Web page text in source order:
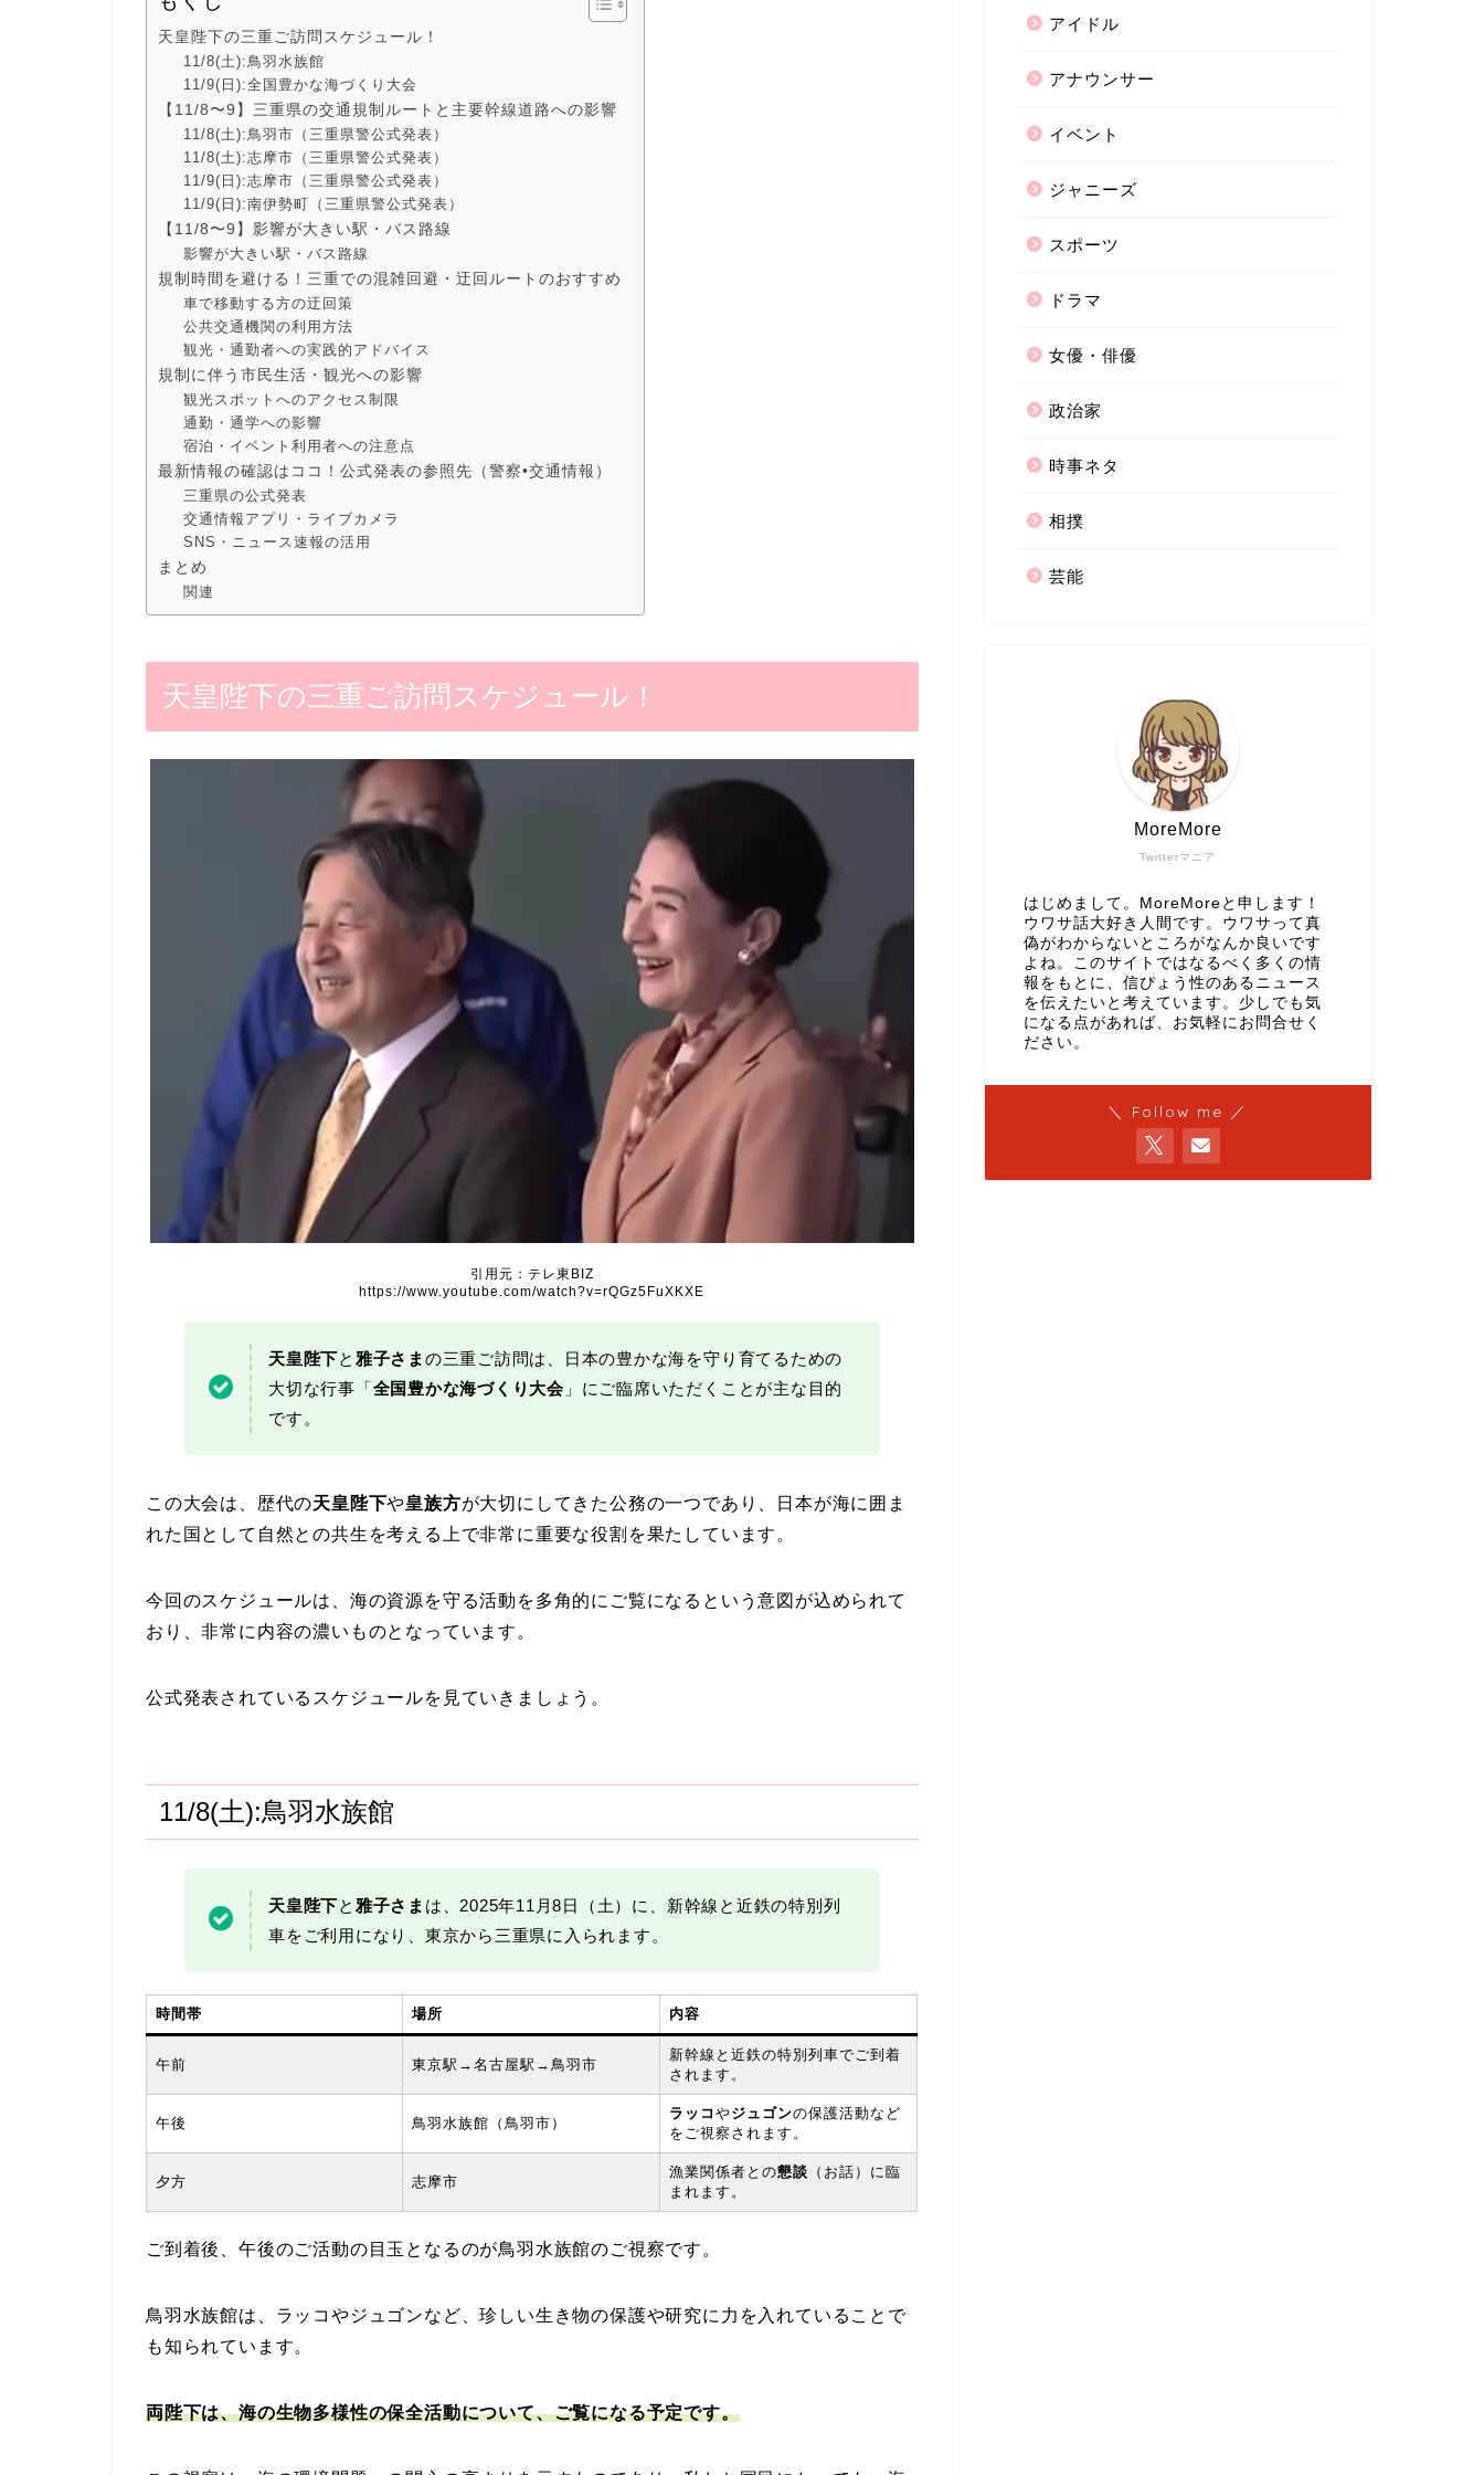
天皇陛下の三重ご訪問スケジュール！
11/8(土):鳥羽水族館
11/9(日):全国豊かな海づくり大会
【11/8〜9】三重県の交通規制ルートと主要幹線道路への影響
11/8(土):鳥羽市（三重県警公式発表）
11/8(土):志摩市（三重県警公式発表）
11/9(日):志摩市（三重県警公式発表）
11/9(日):南伊勢町（三重県警公式発表）
【11/8〜9】影響が大きい駅・バス路線
影響が大きい駅・バス路線
規制時間を避ける！三重での混雑回避・迂回ルートのおすすめ
車で移動する方の迂回策
公共交通機関の利用方法
観光・通勤者への実践的アドバイス
規制に伴う市民生活・観光への影響
観光スポットへのアクセス制限
通勤・通学への影響
宿泊・イベント利用者への注意点
最新情報の確認はココ！公式発表の参照先（警察•交通情報）
三重県の公式発表
交通情報アプリ・ライブカメラ
SNS・ニュース速報の活用
まとめ
関連
天皇陛下の三重ご訪問スケジュール！
引用元：テレ東BIZ
https://www.youtube.com/watch?v=rQGz5FuXKXE
天皇陛下と 雅子さま の三重ご訪問は、日本の豊かな海を守り育てるための
大切な行事「全国豊かな海づくり大会」にご臨席いただくことが主な目的
です。
この大会は、歴代の天皇陛下や皇族方が大切にしてきた公務の一つであり、日本が海に囲ま
れた国として自然との共生を考える上で非常に重要な役割を果たしています。
今回のスケジュールは、海の資源を守る活動を多角的にご覧になるという意図が込められて
おり、非常に内容の濃いものとなっています。
公式発表されているスケジュールを見ていきましょう。
11/8(土):鳥羽水族館
天皇陛下と 雅子さま は、2025年11月8日（土）に、新幹線と近鉄の特別列
車をご利用になり、東京から三重県に入られます。
時間帯 場所 内容
午前 東京駅→名古屋駅→鳥羽市
新幹線と近鉄の特別列車でご到着
されます。
午後 鳥羽水族館（鳥羽市）
ラッコ やジュゴンの保護活動など
をご視察されます。
夕方 志摩市
漁業関係者との懇談 （お話）に臨
まれます。
ご到着後、午後のご活動の目玉となるのが鳥羽水族館のご視察です。
鳥羽水族館は、ラッコやジュゴンなど、珍しい生き物の保護や研究に力を入れていることで
も知られています。
両陛下は、海の生物多様性の保全活動について、ご覧になる予定です。
アイドル
アナウンサー
イベント
ジャニーズ
スポーツ
ドラマ
女優・俳優
政治家
時事ネタ
相撲
芸能
Twitterマニア
MoreMore
はじめまして。MoreMoreと申します！
ウワサ話大好き人間です。ウワサって真
偽がわからないところがなんか良いです
よね。このサイトではなるべく多くの情
報をもとに、信ぴょう性のあるニュース
を伝えたいと考えています。少しでも気
になる点があれば、お気軽にお問合せく
ださい。
＼ Follow me ／